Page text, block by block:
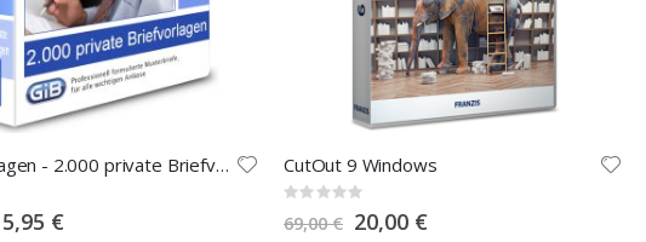
Wordvorlagen - 2.000 private Briefvorlagen
€
CutOut 9 Windows
Rating:
0%
69,00 € Special
Price
20,00 €